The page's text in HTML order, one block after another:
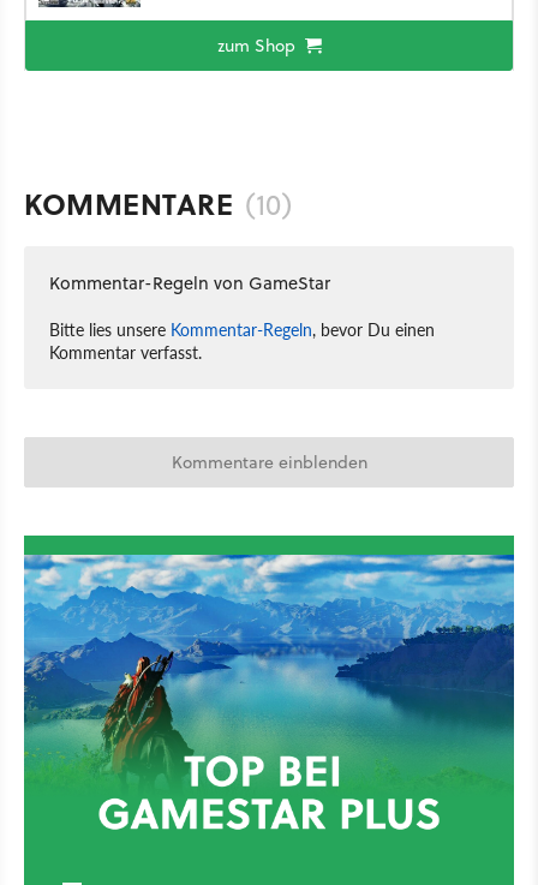
zum Shop
KOMMENTARE (10)
Kommentar-Regeln von GameStar
Bitte lies unsere Kommentar-Regeln, bevor Du einen
Kommentar verfasst.
Kommentare einblenden